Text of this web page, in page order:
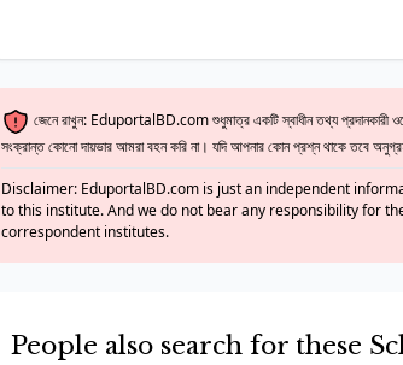
জেনে রাখুন: EduportalBD.com শুধুমাত্র একটি স্বাধীন তথ্য প্রদানকারী
সংক্রান্ত কোনো দায়ভার আমরা বহন করি না। যদি আপনার কোন প্রশ্ন থাকে তবে
Disclaimer: EduportalBD.com is just an independent
to this institute. And we do not bear any responsibility for
correspondent institutes.
People also search for these